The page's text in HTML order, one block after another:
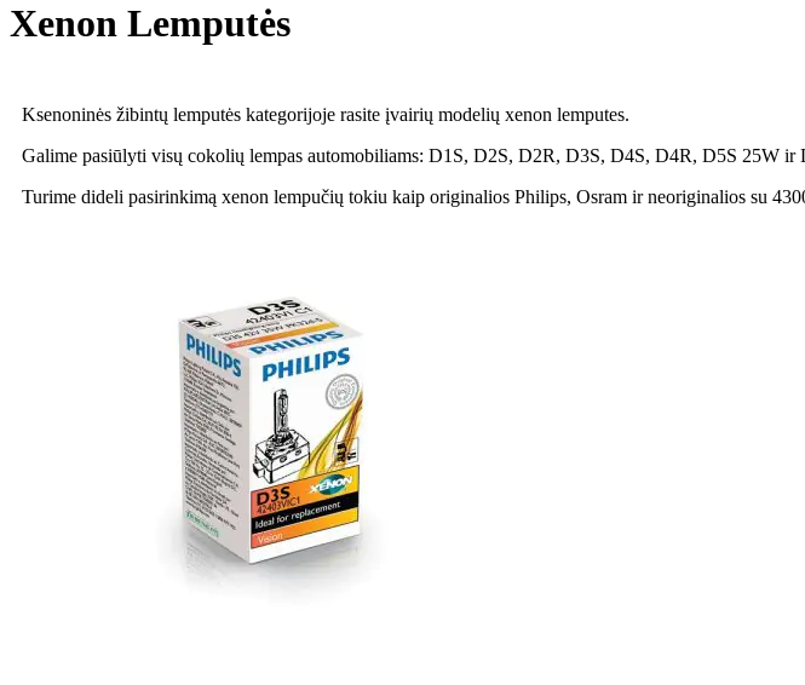
Xenon Lemputės
Ksenoninės žibintų lemputės kategorijoje rasite įvairių modelių xenon lemputes.
Galime pasiūlyti visų cokolių lempas automobiliams: D1S, D2S, D2R, D3S, D4S, D4R, D5S 25W ir
Turime dideli pasirinkimą xenon lempučių tokiu kaip originalios Philips, Osram ir neoriginalios su